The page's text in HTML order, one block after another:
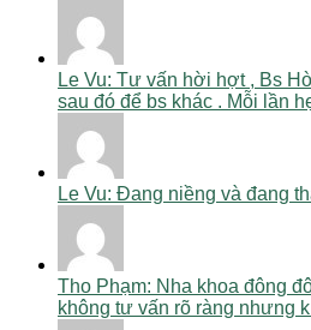
Le Vu: Tư vấn hời hợt , Bs
sau đó để bs khác . Mỗi lần
Le Vu: Đang niềng và đang
Tho Phạm: Nha khoa đông
không tư vấn rõ ràng nhưng